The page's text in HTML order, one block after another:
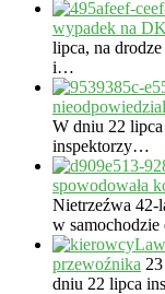
wypadek na
lipca, na
i…
W dniu 22
inspektorzy…
spowodowała
Nietrzeźwa 42-
w
przewoźnika
dniu 22 lipca